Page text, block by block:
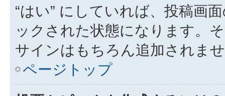
“はい” にしていれば、投稿画
ックされた状態になります。
サインはもちろん追加されま
ページトップ